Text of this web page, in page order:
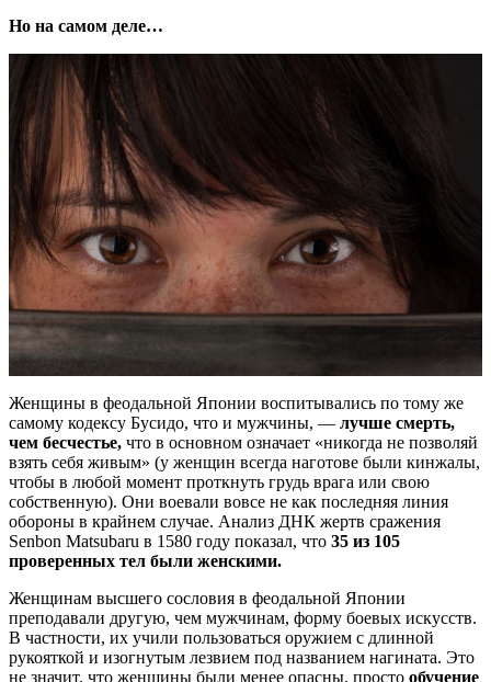
Но на самом деле…
Женщины в феодальной Японии воспитывались по тому же
самому кодексу Бусидо, что и мужчины, — лучше смерть,
чем бесчестье, что в основном означает «никогда не позволяй
взять себя живым» (у женщин всегда наготове были кинжалы,
чтобы в любой момент проткнуть грудь врага или свою
собственную). Они воевали вовсе не как последняя линия
обороны в крайнем случае. Анализ ДНК жертв сражения
Senbon Matsubaru в 1580 году показал, что 35 из 105
проверенных тел были женскими.
Женщинам высшего сословия в феодальной Японии
преподавали другую, чем мужчинам, форму боевых искусств.
В частности, их учили пользоваться оружием с длинной
рукояткой и изогнутым лезвием под названием нагината. Это
не значит, что женщины были менее опасны, просто обучение